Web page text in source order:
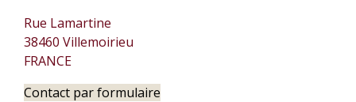
Rue Lamartine
38460 Villemoirieu
FRANCE
Contact par formulaire